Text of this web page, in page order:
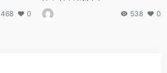
468 0 538 0